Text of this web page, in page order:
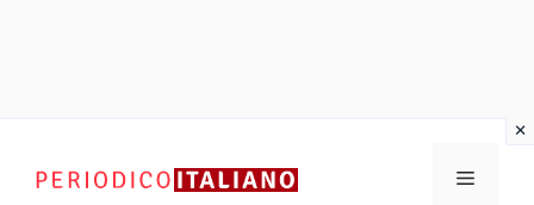
contenuto
Menu